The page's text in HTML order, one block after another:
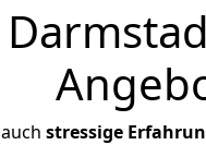
stressige